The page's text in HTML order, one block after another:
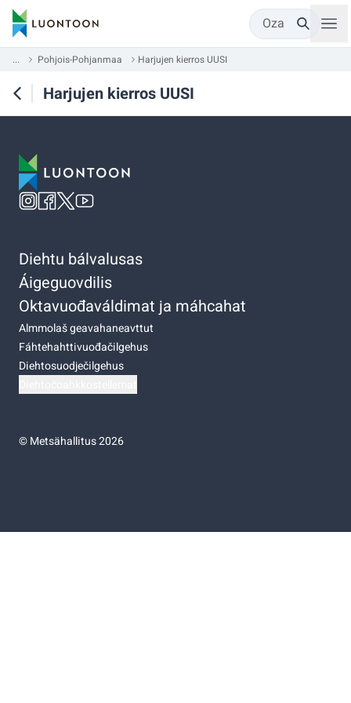
Oza
... Pohjois-Pohjanmaa Harjujen kierros UUSI
Harjujen kierros UUSI
Diehtu bálvalusas
Áigeguovdilis
Oktavuođaváldimat ja máhcahat
Almmolaš geavahaneavttut
Fáhtehahttivuođačilgehus
Diehtosuodječilgehus
©Metsähallitus 2026